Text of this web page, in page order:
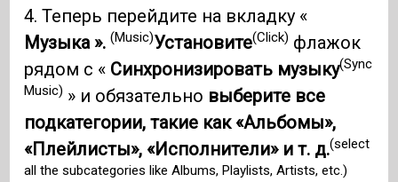
4. Теперь перейдите на вкладку «
Музыка ».(Music)Установите(Click) флажок
рядом с « Синхронизировать музыку(Sync
Music) » и обязательно выберите все
подкатегории, такие как «Альбомы»,
«Плейлисты», «Исполнители» и т. д.(select
all the subcategories like Albums, Playlists, Artists, etc.)